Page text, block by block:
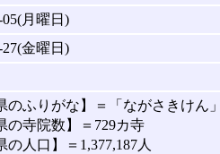
05(月曜日)
27(金曜日)
のふりがな】＝「ながさきけん」
の寺院数】＝729カ寺
の人口】＝1,377,187人